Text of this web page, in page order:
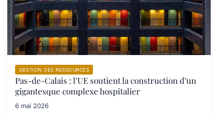
GESTION DES RESSOURCES
Pas-de-Calais : l’UE soutient la construction d’un
gigantesque complexe hospitalier
6 mai 2026